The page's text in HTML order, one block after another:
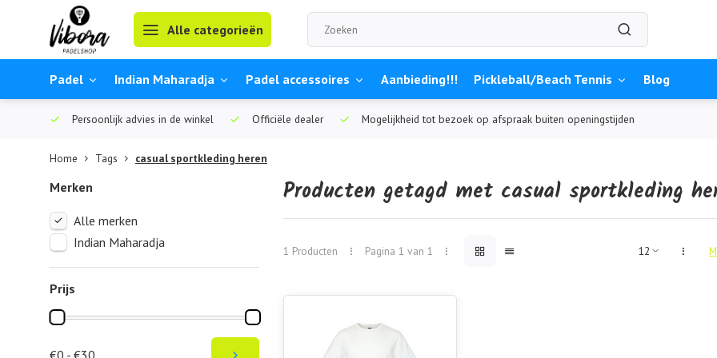
Alle categorieën
Padel Indian Maharadja Padel accessoires Aanbieding!!! Pickleball/Beach Tennis Blog
Persoonlijk advies in de winkel Officiële dealer Mogelijkheid tot bezoek op afspraak buiten openingstijden
Home Tags casual sportkleding heren
Merken
Alle merken
Indian Maharadja
Prijs
€0 - €30
Producten getagd met casual sportkleding
1 Producten Pagina 1 van 1